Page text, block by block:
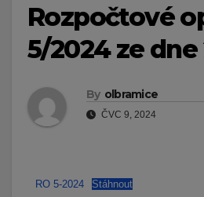
Rozpočtové
5/2024 ze dne
By olbramice
ČVC 9, 2024
RO 5-2024 Stáhnout